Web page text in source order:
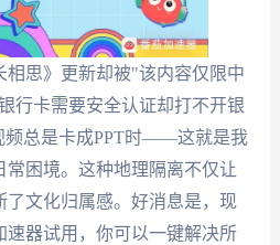
相思》更新却被"该内容仅限中
行卡需要安全认证却打不开银
频总是卡成PPT时——这就是我
困境。这种地理隔离不仅让
了文化归属感。好消息是，现
速器试用，你可以一键解决所